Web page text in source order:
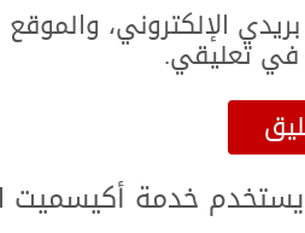
الإلكتروني،
في تعليقي.
خدمة أكيسميت